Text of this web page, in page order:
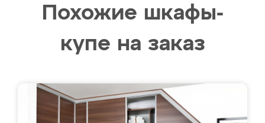
Похожие шкафы-
купе на заказ